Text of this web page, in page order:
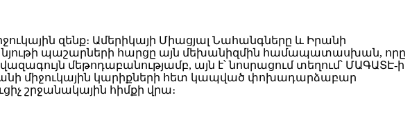
զենք։ Ամերիկայի Միացյալ Նահանգները և Իրանի
պաշարների հարցը այն մեխանիզմին համապատասխան, որը
մեթոդաբանությամբ, այն է՝ նոսրացում տեղում՝ ՄԱԳԱՏԷ-ի
միջուկային կարիքների հետ կապված փոխադարձաբար
շրջանակային հիմքի վրա։